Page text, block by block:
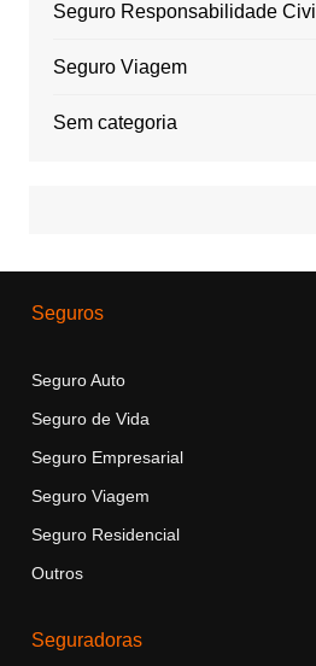
Seguro Responsabilidade Civil
Seguro Viagem
Sem categoria
Seguros
Seguro Auto
Seguro de Vida
Seguro Empresarial
Seguro Viagem
Seguro Residencial
Outros
Seguradoras